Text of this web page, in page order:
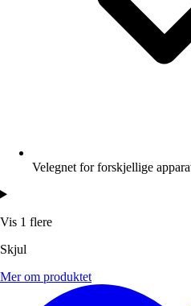
Velegnet for forskjellige
Vis 1 flere
Skjul
Mer om produktet